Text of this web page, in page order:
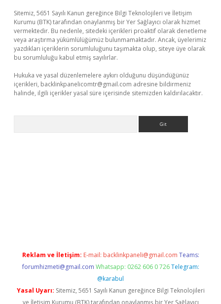
Sitemiz, 5651 Sayılı Kanun gereğince Bilgi Teknolojileri ve İletişim
Kurumu (BTK) tarafından onaylanmış bir Yer Sağlayıcı olarak hizmet
vermektedir. Bu nedenle, sitedeki içerikleri proaktif olarak denetleme
veya araştırma yükümlülüğümüz bulunmamaktadır. Ancak, üyelerimiz
yazdıkları içeriklerin sorumluluğunu taşımakta olup, siteye üye olarak
bu sorumluluğu kabul etmiş sayılırlar.
Hukuka ve yasal düzenlemelere aykırı olduğunu düşündüğünüz
içerikleri, backlinkpanelicomtr@gmail.com adresine bildirmeniz
halinde, ilgili içerikler yasal süre içerisinde sitemizden kaldırılacaktır.
Reklam ve İletişim: E-mail: backlinkpaneli@gmail.com Teams:
forumhizmeti@gmail.com Whatsapp: 0262 606 0 726 Telegram:
@karabul
Yasal Uyarı: Sitemiz, 5651 Sayılı Kanun gereğince Bilgi Teknolojileri
ve İletişim Kurumu (BTK) tarafından onaylanmış bir Yer Sağlayıcı